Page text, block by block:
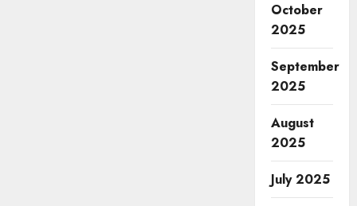
October
2025
September
2025
August
2025
July 2025